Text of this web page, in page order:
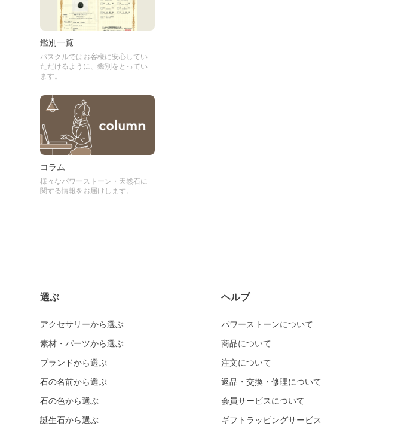
鑑別一覧
パスクルではお客様に安心してい
ただけるように、鑑別をとってい
ます。
コラム
様々なパワーストーン・天然石に
関する情報をお届けします。
選ぶ
アクセサリーから選ぶ
素材・パーツから選ぶ
ブランドから選ぶ
石の名前から選ぶ
石の色から選ぶ
誕生石から選ぶ
ヘルプ
パワーストーンについて
商品について
注文について
返品・交換・修理について
会員サービスについて
ギフトラッピングサービス